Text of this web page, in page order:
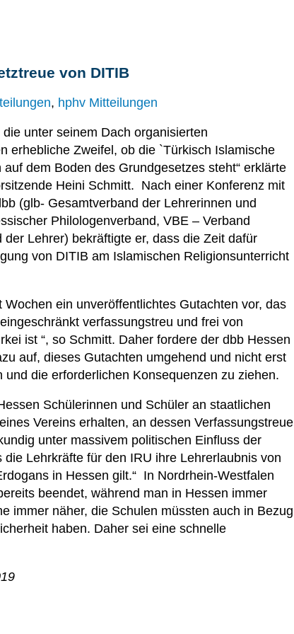
von DITIB
, hphv Mitteilungen
unter seinem Dach organisierten
erhebliche Zweifel, ob die `Türkisch Islamische
dem Boden des Grundgesetzes steht“ erklärte
Heini Schmitt. Nach einer Konferenz mit
(glb- Gesamtverband der Lehrerinnen und
Philologenverband, VBE – Verband
Lehrer) bekräftigte er, dass die Zeit dafür
von DITIB am Islamischen Religionsunterricht
ein unveröffentlichtes Gutachten vor, das
verfassungstreu und frei von
ist “, so Schmitt. Daher fordere der dbb Hessen
auf, dieses Gutachten umgehend und nicht erst
die erforderlichen Konsequenzen zu ziehen.
Schülerinnen und Schüler an staatlichen
Vereins erhalten, an dessen Verfassungstreue
unter massivem politischen Einfluss der
Lehrkräfte für den IRU ihre Lehrerlaubnis von
in Hessen gilt.“ In Nordrhein-Westfalen
beendet, während man in Hessen immer
immer näher, die Schulen müssten auch in Bezug
haben. Daher sei eine schnelle